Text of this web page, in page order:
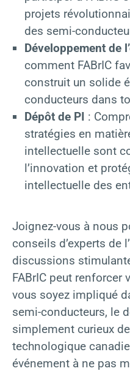
projets
des semi-
Développement de
comment FABrIC
construit un solide
conducteurs dans
Dépôt de PI :
stratégies en
intellectuelle sont
l’innovation et
intellectuelle des
Joignez-vous à nous
conseils d’experts de
discussions
FABrIC peut renforcer
vous soyez impliqué
semi-conducteurs, le
simplement curieux
technologique
événement à ne pas